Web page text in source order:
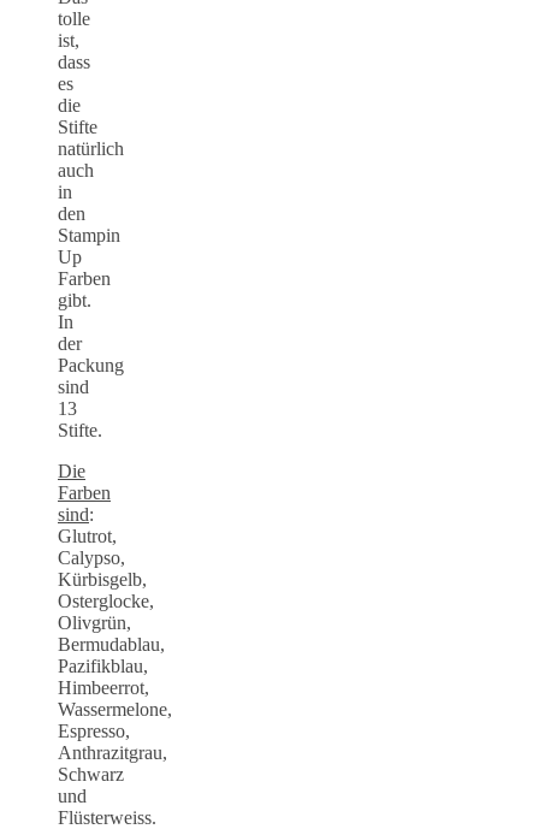
tolle
ist,
dass
es
die
Stifte
natürlich
auch
in
den
Stampin
Up
Farben
gibt.
In
der
Packung
sind
13
Stifte.
Die
Farben
sind:
Glutrot,
Calypso,
Kürbisgelb,
Osterglocke,
Olivgrün,
Bermudablau,
Pazifikblau,
Himbeerrot,
Wassermelone,
Espresso,
Anthrazitgrau,
Schwarz
und
Flüsterweiss.